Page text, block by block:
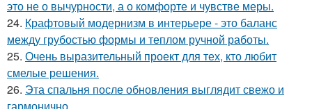
это не о вычурности, а о комфорте и чувстве меры.
24. Крафтовый модернизм в интерьере - это баланс
между грубостью формы и теплом ручной работы.
25. Очень выразительный проект для тех, кто любит
смелые решения.
26. Эта спальня после обновления выглядит свежо и
гармонично.